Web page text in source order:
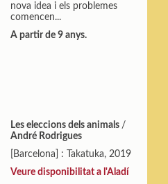
nova idea i els problemes
comencen...
A partir de 9 anys.
Les eleccions dels animals /
André Rodrigues
[Barcelona] : Takatuka, 2019
Veure disponibilitat a l'Aladí